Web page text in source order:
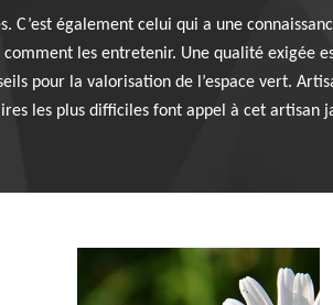
C’est également celui qui a une
les entretenir. Une qualité exigée
pour la valorisation de l’espace vert.
les plus difficiles font appel à cet artisan